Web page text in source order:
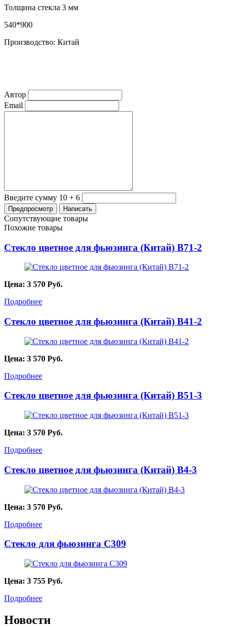
Толщина стекла 3 мм
540*900
Производство: Китай
Автор
Email
Введите сумму 10 + 6
Сопутствующие товары
Похожие товары
Стекло цветное для фьюзинга (Китай) B71-2
Цена: 3 570 Руб.
Подробнее
Стекло цветное для фьюзинга (Китай) B41-2
Цена: 3 570 Руб.
Подробнее
Стекло цветное для фьюзинга (Китай) B51-3
Цена: 3 570 Руб.
Подробнее
Стекло цветное для фьюзинга (Китай) B4-3
Цена: 3 570 Руб.
Подробнее
Стекло для фьюзинга C309
Цена: 3 755 Руб.
Подробнее
Новости